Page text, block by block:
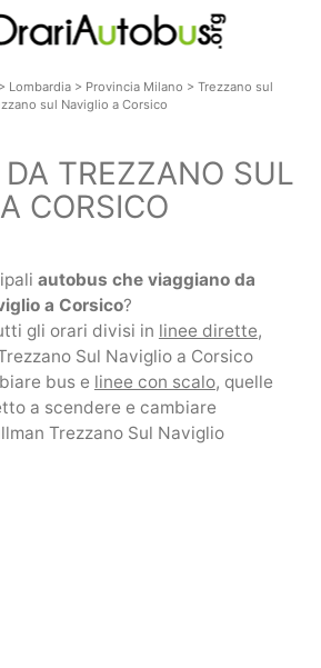
> Lombardia > Provincia Milano >Trezzano sul
sul Naviglio a Corsico
TREZZANO SUL
CORSICO
autobus che viaggiano da
a Corsico?
gli orari divisi in linee dirette,
Sul Naviglio a Corsico
bus e linee con scalo, quelle
a scendere e cambiare
Trezzano Sul Naviglio